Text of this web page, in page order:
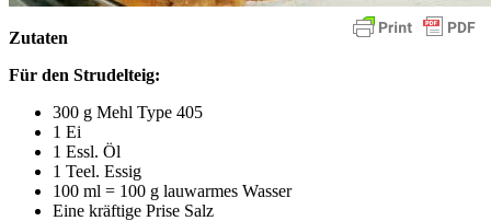
Zutaten
Für den Strudelteig:
300 g Mehl Type 405
1 Ei
1 Essl. Öl
1 Teel. Essig
100 ml = 100 g lauwarmes Wasser
Eine kräftige Prise Salz